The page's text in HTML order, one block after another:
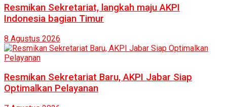
Resmikan Sekretariat, langkah maju AKPI
Indonesia bagian Timur
8 Agustus 2026
Resmikan Sekretariat Baru, AKPI Jabar Siap
Optimalkan Pelayanan